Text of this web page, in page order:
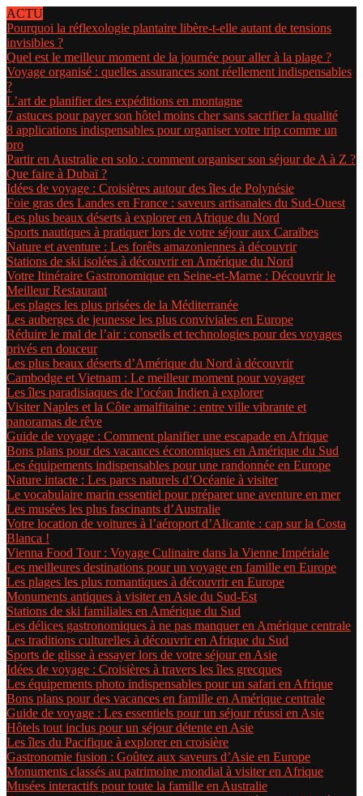
ACTU
Pourquoi la réflexologie plantaire libère-t-elle autant de tensions
invisibles ?
Quel est le meilleur moment de la journée pour aller à la plage ?
Voyage organisé : quelles assurances sont réellement indispensables
?
L’art de planifier des expéditions en montagne
7 astuces pour payer son hôtel moins cher sans sacrifier la qualité
8 applications indispensables pour organiser votre trip comme un
pro
Partir en Australie en solo : comment organiser son séjour de A à Z ?
Que faire à Dubaï ?
Idées de voyage : Croisières autour des îles de Polynésie
Foie gras des Landes en France : saveurs artisanales du Sud-Ouest
Les plus beaux déserts à explorer en Afrique du Nord
Sports nautiques à pratiquer lors de votre séjour aux Caraïbes
Nature et aventure : Les forêts amazoniennes à découvrir
Stations de ski isolées à découvrir en Amérique du Nord
Votre Itinéraire Gastronomique en Seine-et-Marne : Découvrir le
Meilleur Restaurant
Les plages les plus prisées de la Méditerranée
Les auberges de jeunesse les plus conviviales en Europe
Réduire le mal de l’air : conseils et technologies pour des voyages
privés en douceur
Les plus beaux déserts d’Amérique du Nord à découvrir
Cambodge et Vietnam : Le meilleur moment pour voyager
Les îles paradisiaques de l’océan Indien à explorer
Visiter Naples et la Côte amalfitaine : entre ville vibrante et
panoramas de rêve
Guide de voyage : Comment planifier une escapade en Afrique
Bons plans pour des vacances économiques en Amérique du Sud
Les équipements indispensables pour une randonnée en Europe
Nature intacte : Les parcs naturels d’Océanie à visiter
Le vocabulaire marin essentiel pour préparer une aventure en mer
Les musées les plus fascinants d’Australie
Votre location de voitures à l’aéroport d’Alicante : cap sur la Costa
Blanca !
Vienna Food Tour : Voyage Culinaire dans la Vienne Impériale
Les meilleures destinations pour un voyage en famille en Europe
Les plages les plus romantiques à découvrir en Europe
Monuments antiques à visiter en Asie du Sud-Est
Stations de ski familiales en Amérique du Sud
Les délices gastronomiques à ne pas manquer en Amérique centrale
Les traditions culturelles à découvrir en Afrique du Sud
Sports de glisse à essayer lors de votre séjour en Asie
Idées de voyage : Croisières à travers les îles grecques
Les équipements photo indispensables pour un safari en Afrique
Bons plans pour des vacances en famille en Amérique centrale
Guide de voyage : Les essentiels pour un séjour réussi en Asie
Hôtels tout inclus pour un séjour détente en Asie
Les îles du Pacifique à explorer en croisière
Gastronomie fusion : Goûtez aux saveurs d’Asie en Europe
Monuments classés au patrimoine mondial à visiter en Afrique
Musées interactifs pour toute la famille en Australie